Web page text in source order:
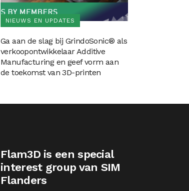
NIEUWS EN UPDATES
Ga aan de slag bij GrindoSonic® als
verkoopontwikkelaar Additive
Manufacturing en geef vorm aan
de toekomst van 3D-printen
Flam3D is een special
interest group van SIM
Flanders